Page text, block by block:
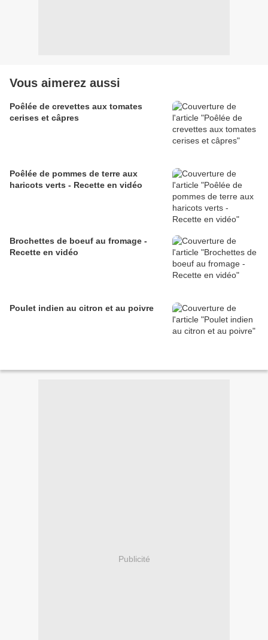
Vous aimerez aussi
Poêlée de crevettes aux tomates
cerises et câpres
Poêlée de pommes de terre aux
haricots verts - Recette en vidéo
Brochettes de boeuf au fromage -
Recette en vidéo
Poulet indien au citron et au poivre
Publicité